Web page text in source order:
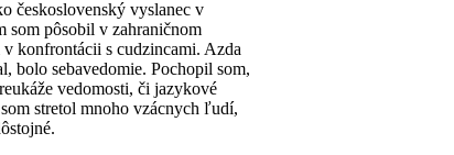
československý vyslanec v
som pôsobil v zahraničnom
konfrontácii s cudzincami. Azda
bolo sebavedomie. Pochopil som,
vedomosti, či jazykové
stretol mnoho vzácnych ľudí,